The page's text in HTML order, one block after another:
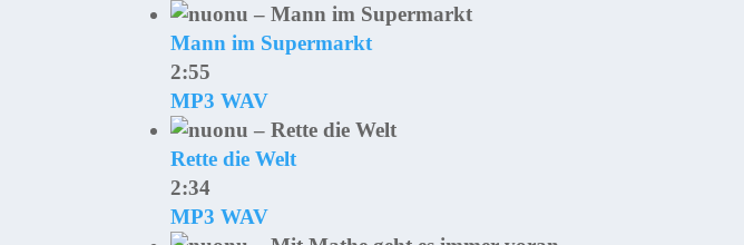
Mann im Supermarkt
2:55
MP3 WAV
Rette die Welt
2:34
MP3 WAV